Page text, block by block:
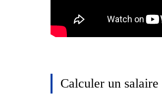
Calculer un